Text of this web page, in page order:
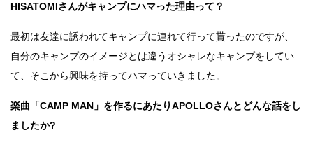
HISATOMIさんがキャンプにハマった理由って？
最初は友達に誘われてキャンプに連れて行って貰ったのですが、
自分のキャンプのイメージとは違うオシャレなキャンプをしてい
て、そこから興味を持ってハマっていきました。
楽曲「CAMP MAN」を作るにあたりAPOLLOさんとどんな話をし
ましたか?